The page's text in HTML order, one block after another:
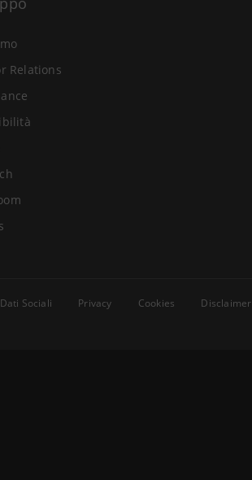
Relations
Dati Sociali Privacy Cookies Disclaimer